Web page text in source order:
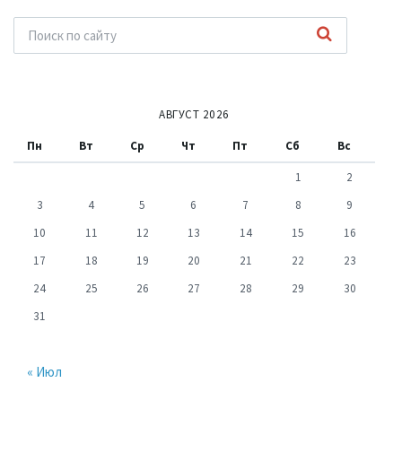
АВГУСТ 2026
Пн Вт Ср Чт Пт Сб Вс
1
2
3
4 5 6 7 8
9
10
11 12 13 14 15
16
17
18 19 20 21 22
23
24
25 26 27 28 29
30
31
« Июл